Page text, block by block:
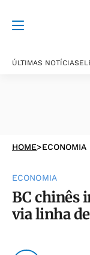
ÚLTIMAS NOTÍCIAS
HOME>ECONOMIA
ECONOMIA
BC chinês
via linha